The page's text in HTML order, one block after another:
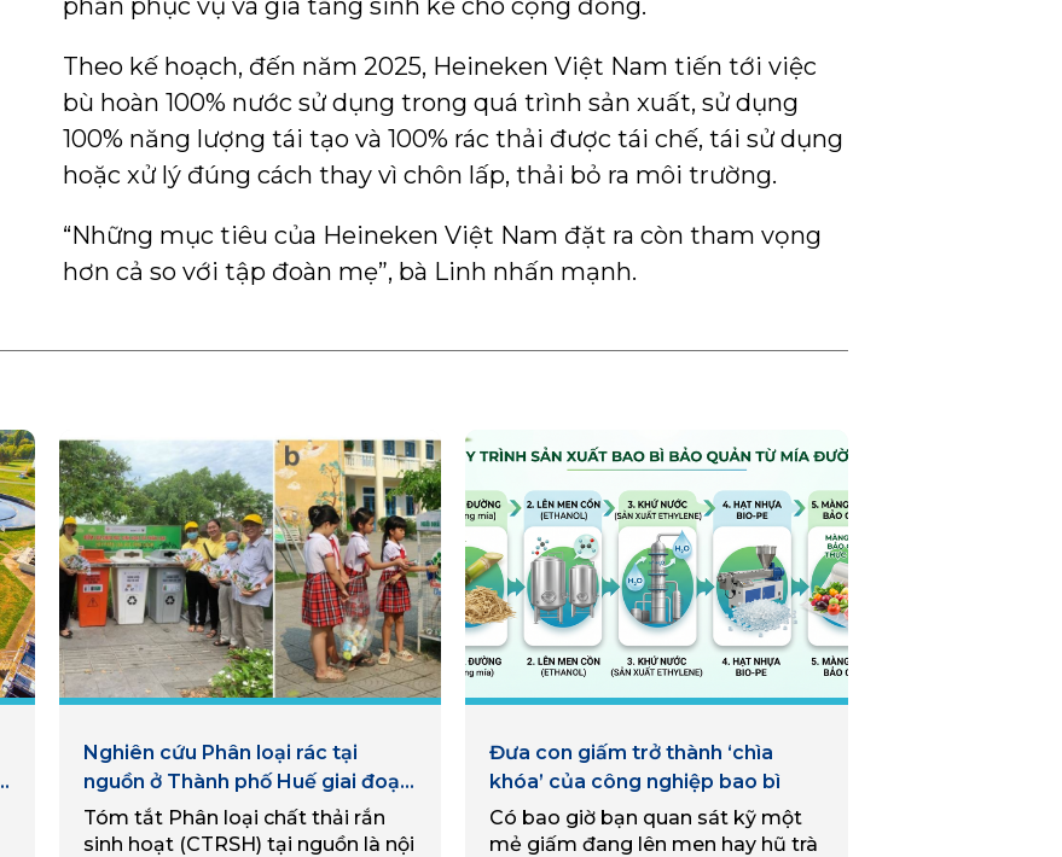
phần phục vụ và gia tăng sinh kế cho cộng đồng.
Theo kế hoạch, đến năm 2025, Heineken Việt Nam tiến tới việc
bù hoàn 100% nước sử dụng trong quá trình sản xuất, sử dụng
100% năng lượng tái tạo và 100% rác thải được tái chế, tái sử dụng
hoặc xử lý đúng cách thay vì chôn lấp, thải bỏ ra môi trường.
“Những mục tiêu của Heineken Việt Nam đặt ra còn tham vọng
hơn cả so với tập đoàn mẹ”, bà Linh nhấn mạnh.
Nghiên cứu Phân loại rác tại
nguồn ở Thành phố Huế giai đoạn
2022 – 2025: Bài học kinh nghiệm
và khuyến nghị
Tóm tắt Phân loại chất thải rắn
sinh hoạt (CTRSH) tại nguồn là nội
Đưa con giấm trở thành ‘chìa
khóa’ của công nghiệp bao bì
Có bao giờ bạn quan sát kỹ một
mẻ giấm đang lên men hay hũ trà